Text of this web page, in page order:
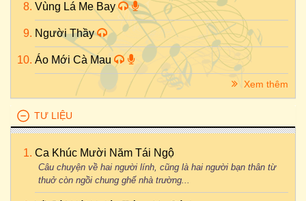
Vùng Lá Me Bay
Người Thầy
Áo Mới Cà Mau
Xem thêm
TƯ LIỆU
Ca Khúc Mười Năm Tái Ngộ
Câu chuyện về hai người lính, cũng là hai người bạn thân từ
thuở còn ngồi chung ghế nhà trường...